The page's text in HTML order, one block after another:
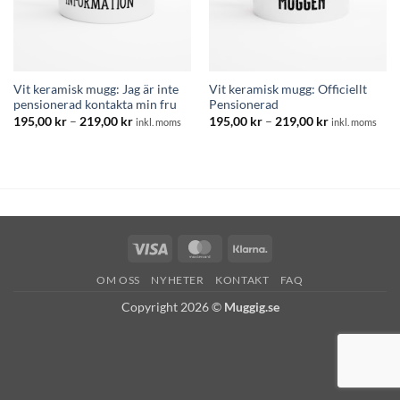
Vit keramisk mugg: Jag är inte
pensionerad kontakta min fru
195,00 kr – 219,00 krPrisintervall:
inkl. moms
Vit keramisk mugg: Officiellt
Pensionerad
195,00 kr – 219,00 krPrisintervall:
inkl. moms
Visa MasterCard
OM OSS NYHETER KONTAKT FAQ
Copyright 2026 © Muggig.se